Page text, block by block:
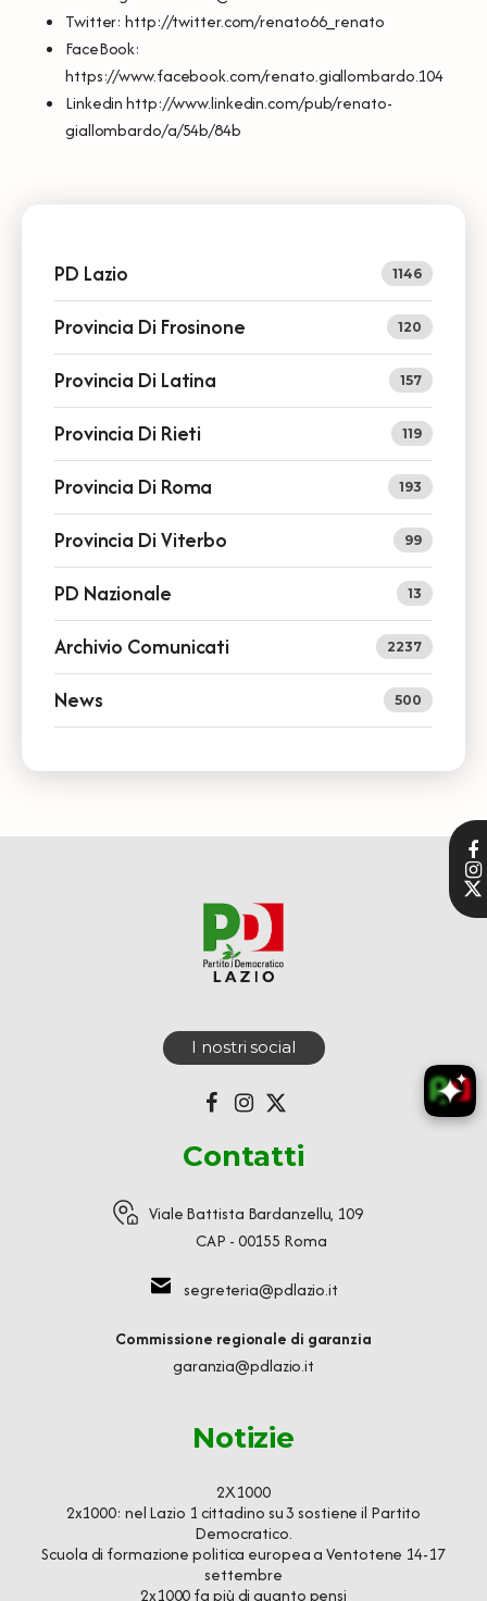
Twitter:http://twitter.com/renato66_renato
FaceBook:
https://www.facebook.com/renato.giallombardo.104
Linkedinhttp://www.linkedin.com/pub/renato-
giallombardo/a/54b/84b
PD Lazio 1146
Provincia Di Frosinone 120
Provincia Di Latina 157
Provincia Di Rieti 119
Provincia Di Roma 193
Provincia Di Viterbo 99
PD Nazionale 13
Archivio Comunicati 2237
News 500
I nostri social
Contatti
Viale Battista Bardanzellu, 109
CAP - 00155 Roma
segreteria@pdlazio.it
Commissione regionale di garanzia
garanzia@pdlazio.it
Notizie
2X1000
2x1000: nel Lazio 1 cittadino su 3 sostiene il Partito
Democratico.
Scuola di formazione politica europea a Ventotene 14-17
settembre
2x1000 fa più di quanto pensi